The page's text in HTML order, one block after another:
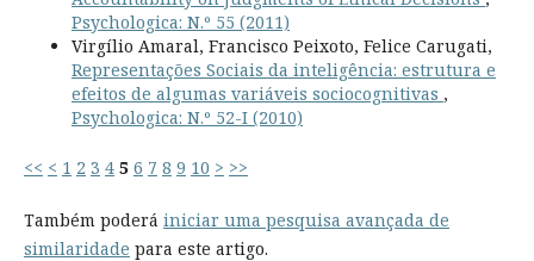
Psychologica: N.º 55 (2011)
Virgílio Amaral, Francisco Peixoto, Felice Carugati,
Representações Sociais da inteligência: estrutura e
efeitos de algumas variáveis sociocognitivas ,
Psychologica: N.º 52-I (2010)
<< < 1 2 3 4 5 6 7 8 9 10 > >>
Também poderá iniciar uma pesquisa avançada de
similaridade para este artigo.